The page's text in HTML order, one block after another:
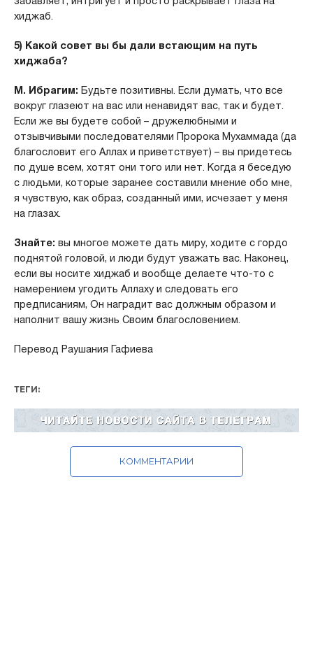
хиджаб.
5) Какой совет вы бы дали встающим на путь
хиджаба?
М. Ибрагим: Будьте позитивны. Если думать, что все
вокруг глазеют на вас или ненавидят вас, так и будет.
Если же вы будете собой – дружелюбными и
отзывчивыми последователями Пророка Мухаммада (да
благословит его Аллах и приветствует) – вы придетесь
по душе всем, хотят они того или нет. Когда я беседую
с людьми, которые заранее составили мнение обо мне,
я чувствую, как образ, созданный ими, исчезает у меня
на глазах.
Знайте: вы многое можете дать миру, ходите с гордо
поднятой головой, и люди будут уважать вас. Наконец,
если вы носите хиджаб и вообще делаете что-то с
намерением угодить Аллаху и следовать его
предписаниям, Он наградит вас должным образом и
наполнит вашу жизнь Своим благословением.
Перевод Раушания Гафиева
ТЕГИ:
КОММЕНТАРИИ